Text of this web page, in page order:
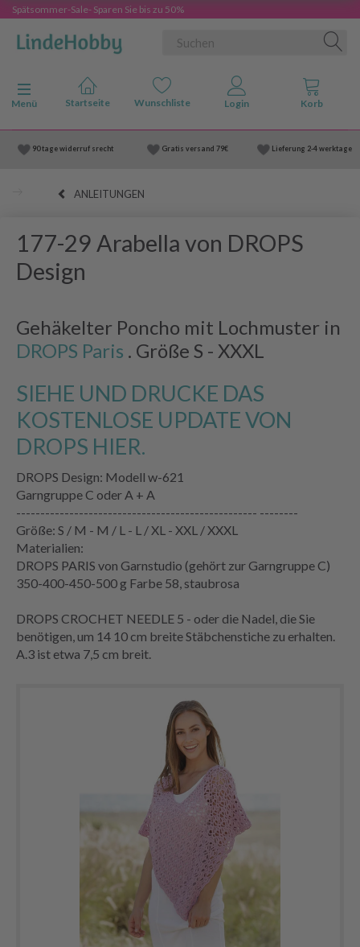
Spätsommer-Sale- Sparen Sie bis zu 50%
Anzeige ändern
Menü
90 tage widerruf srecht Gratis versand 79€ Lieferung 2-4 werktage
ANLEITUNGEN
177-29 Arabella von DROPS
Design
Gehäkelter Poncho mit Lochmuster in
DROPS Paris . Größe S - XXXL
SIEHE UND DRUCKE DAS
KOSTENLOSE UPDATE VON
DROPS HIER.
DROPS Design: Modell w-621
Garngruppe C oder A + A
-------------------------------------------------- --------
Größe: S / M - M / L - L / XL - XXL / XXXL
Materialien:
DROPS PARIS von Garnstudio (gehört zur Garngruppe C)
350-400-450-500 g Farbe 58, staubrosa
DROPS CROCHET NEEDLE 5 - oder die Nadel, die Sie
benötigen, um 14 10 cm breite Stäbchenstiche zu erhalten.
A.3 ist etwa 7,5 cm breit.